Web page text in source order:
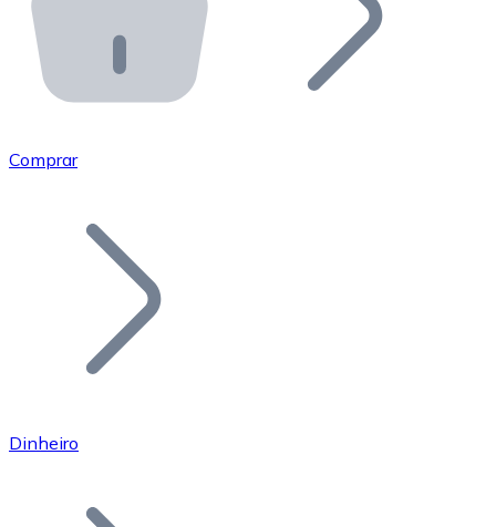
API Bitnovo
Integre nossa API no seu ecossistema.
Junte-se à nossa rede de revendedores e comercialize
Adicione o token do seu projeto ao nosso serviço de
Bitcoin
Comprar
Dinheiro